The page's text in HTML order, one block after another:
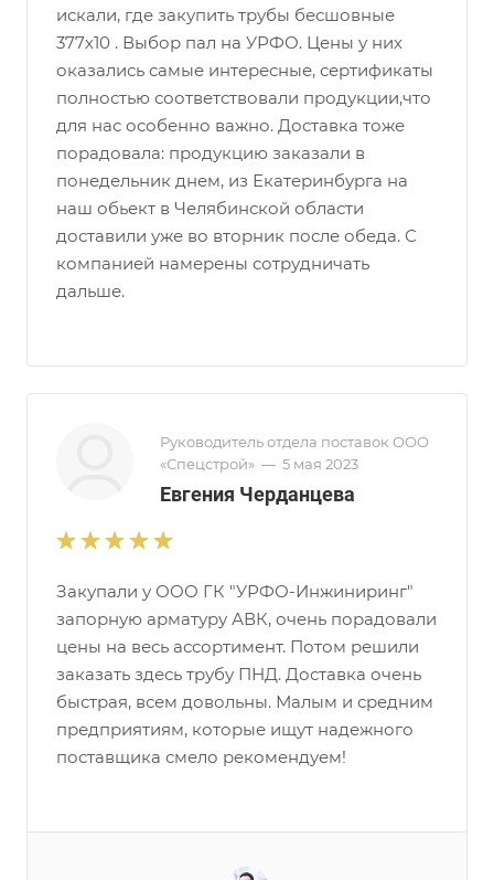
искали, где закупить трубы бесшовные
377х10 . Выбор пал на УРФО. Цены у них
оказались самые интересные, сертификаты
полностью соответствовали продукции,что
для нас особенно важно. Доставка тоже
порадовала: продукцию заказали в
понедельник днем, из Екатеринбурга на
наш обьект в Челябинской области
доставили уже во вторник после обеда. С
компанией намерены сотрудничать
дальше.
Руководитель отдела поставок ООО
«Спецстрой» — 5 мая 2023
Евгения Черданцева
Закупали у ООО ГК "УРФО-Инжиниринг"
запорную арматуру АВК, очень порадовали
цены на весь ассортимент. Потом решили
заказать здесь трубу ПНД. Доставка очень
быстрая, всем довольны. Малым и средним
предприятиям, которые ищут надежного
поставщика смело рекомендуем!